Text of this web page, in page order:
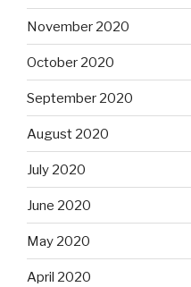
November 2020
October 2020
September 2020
August 2020
July 2020
June 2020
May 2020
April 2020